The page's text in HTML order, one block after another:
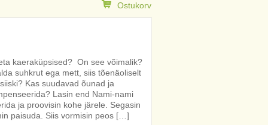
Ostukorv
kaeraküpsised? On see võimalik?
suhkrut ega mett, siis tõenäoliselt
Kas suudavad õunad ja
Lasin end Nami-nami
ja proovisin kohe järele. Segasin
paisuda. Siis vormisin peos […]